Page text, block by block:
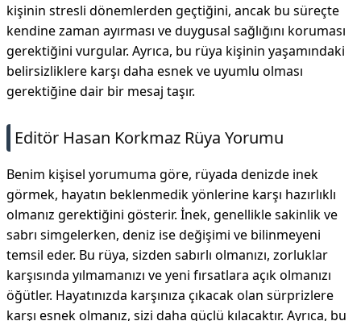
kişinin stresli dönemlerden geçtiğini, ancak bu süreçte
kendine zaman ayırması ve duygusal sağlığını koruması
gerektiğini vurgular. Ayrıca, bu rüya kişinin yaşamındaki
belirsizliklere karşı daha esnek ve uyumlu olması
gerektiğine dair bir mesaj taşır.
Editör Hasan Korkmaz Rüya Yorumu
Benim kişisel yorumuma göre, rüyada denizde inek
görmek, hayatın beklenmedik yönlerine karşı hazırlıklı
olmanız gerektiğini gösterir. İnek, genellikle sakinlik ve
sabrı simgelerken, deniz ise değişimi ve bilinmeyeni
temsil eder. Bu rüya, sizden sabırlı olmanızı, zorluklar
karşısında yılmamanızı ve yeni fırsatlara açık olmanızı
öğütler. Hayatınızda karşınıza çıkacak olan sürprizlere
karşı esnek olmanız, sizi daha güçlü kılacaktır. Ayrıca, bu